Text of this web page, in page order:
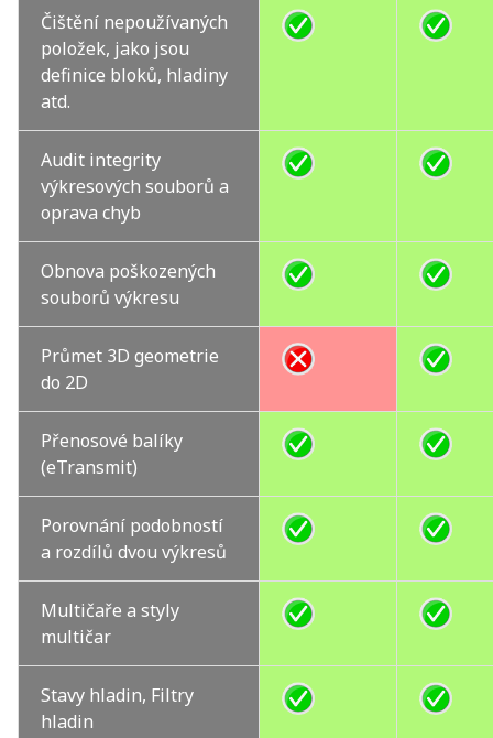
Čištění nepoužívaných
položek, jako jsou
definice bloků, hladiny
atd.
Audit integrity
výkresových souborů a
oprava chyb
Obnova poškozených
souborů výkresu
Průmet 3D geometrie
do 2D
Přenosové balíky
(eTransmit)
Porovnání podobností
a rozdílů dvou výkresů
Multičaře a styly
multičar
Stavy hladin, Filtry
hladin